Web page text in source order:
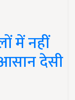
में नहीं
देसी